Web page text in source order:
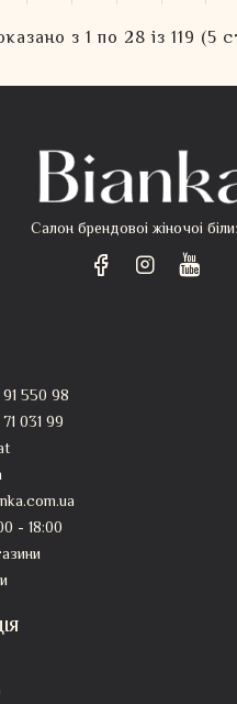
з 1 по 28 із 119 (5
Салон брендовоі жіночоі
550 98
031 99
- 18:00